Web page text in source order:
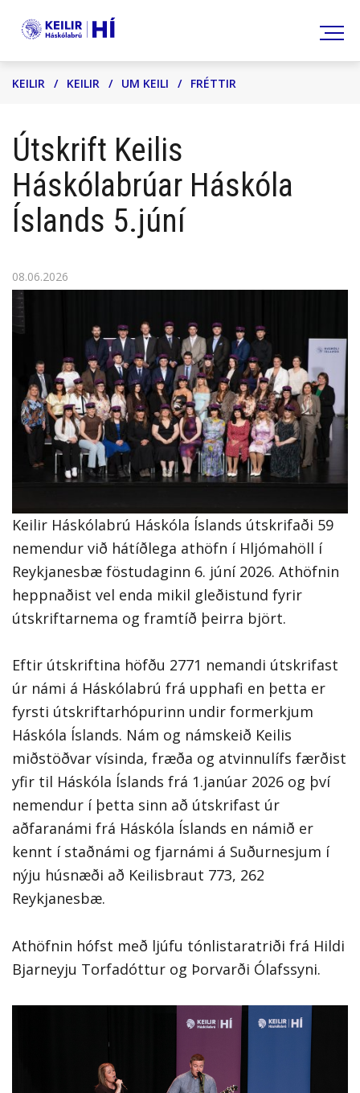
Leita
KEILIR / KEILIR / UM KEILI / FRÉTTIR
Útskrift Keilis
Háskólabrúar Háskóla
Íslands 5.júní
08.06.2026
Keilir Háskólabrú Háskóla Íslands útskrifaði 59
nemendur við hátíðlega athöfn í Hljómahöll í
Reykjanesbæ föstudaginn 6. júní 2026. Athöfnin
heppnaðist vel enda mikil gleðistund fyrir
útskriftarnema og framtíð þeirra björt.
Eftir útskriftina höfðu 2771 nemandi útskrifast
úr námi á Háskólabrú frá upphafi en þetta er
fyrsti útskriftarhópurinn undir formerkjum
Háskóla Íslands. Nám og námskeið Keilis
miðstöðvar vísinda, fræða og atvinnulífs færðist
yfir til Háskóla Íslands frá 1.janúar 2026 og því
nemendur í þetta sinn að útskrifast úr
aðfaranámi frá Háskóla Íslands en námið er
kennt í staðnámi og fjarnámi á Suðurnesjum í
nýju húsnæði að Keilisbraut 773, 262
Reykjanesbæ.
Athöfnin hófst með ljúfu tónlistaratriði frá Hildi
Bjarneyju Torfadóttur og Þorvarði Ólafssyni.